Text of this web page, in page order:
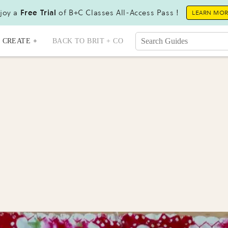
a Free Trial of B+C Classes All-Access Pass ! LEARN
CREATE + BACK TO BRIT + CO